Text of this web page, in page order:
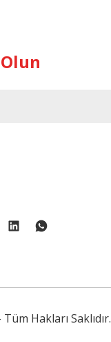
Hakları Saklıdır.